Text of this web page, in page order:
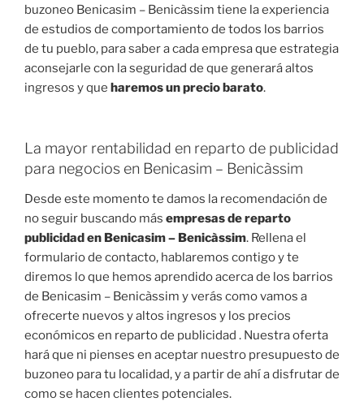
buzoneo Benicasim – Benicàssim tiene la experiencia
de estudios de comportamiento de todos los barrios
de tu pueblo, para saber a cada empresa que estrategia
aconsejarle con la seguridad de que generará altos
ingresos y que haremos un precio barato.
La mayor rentabilidad en reparto de publicidad
para negocios en Benicasim – Benicàssim
Desde este momento te damos la recomendación de
no seguir buscando más empresas de reparto
publicidad en Benicasim – Benicàssim. Rellena el
formulario de contacto, hablaremos contigo y te
diremos lo que hemos aprendido acerca de los barrios
de Benicasim – Benicàssim y verás como vamos a
ofrecerte nuevos y altos ingresos y los precios
económicos en reparto de publicidad . Nuestra oferta
hará que ni pienses en aceptar nuestro presupuesto de
buzoneo para tu localidad, y a partir de ahí a disfrutar de
como se hacen clientes potenciales.